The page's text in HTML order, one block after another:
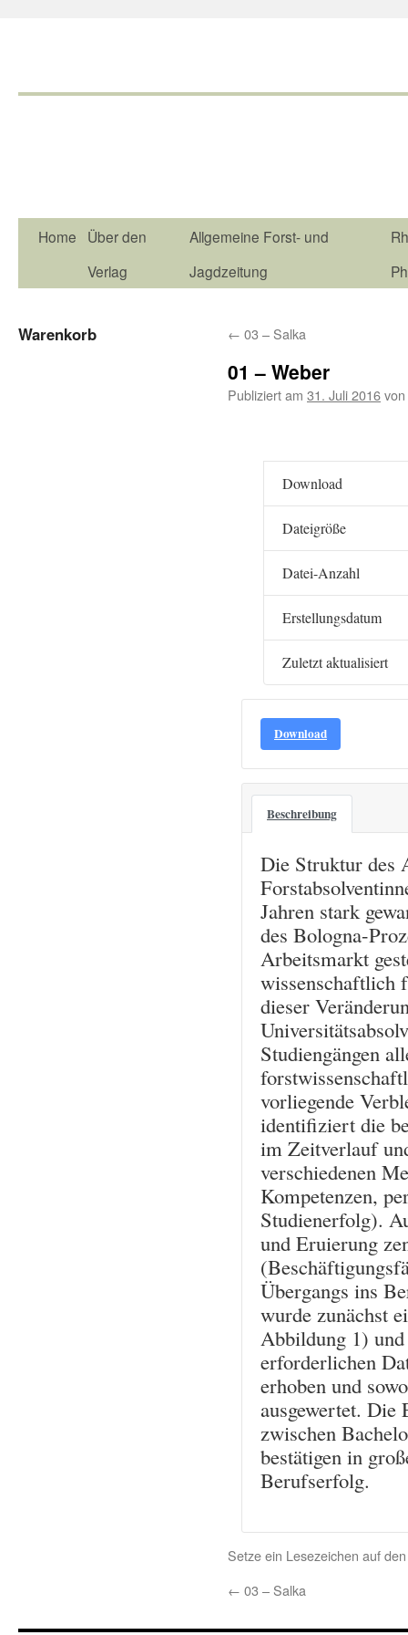
Home
Über den
Verlag
Allgemeine Forst- und
Jagdzeitung
← 03 – Salka
01 – Weber
Publiziert am 31. Juli 2016von
Download
Dateigröße
Datei-Anzahl
Erstellungsdatum
Zuletzt aktualisiert
Download
Beschreibung
Die Struktur des
Jahren stark
des Bologna-
Arbeitsmarkt
wissenschaftlich
dieser
Studiengängen
vorliegende
identifiziert die
im Zeitverlauf
verschiedenen
Kompetenzen,
Studienerfolg).
und Eruierung
Übergangs ins
wurde zunächst
Abbildung 1)
erforderlichen
erhoben und
ausgewertet. Die
zwischen
bestätigen in
Berufserfolg.
Setze ein Lesezeichen auf
← 03 – Salka
Warenkorb